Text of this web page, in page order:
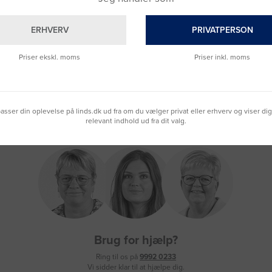
Brug for hjælp?
Ring til os på 9992 0233
Vi sidder klar til at hjælpe dig.
ERHVERV
Priser ekskl. moms
PRIVATPERSON
Priser inkl. moms
din oplevelse på linds.dk ud fra om du vælger privat eller erhverv og viser
relevant indhold ud fra dit valg.